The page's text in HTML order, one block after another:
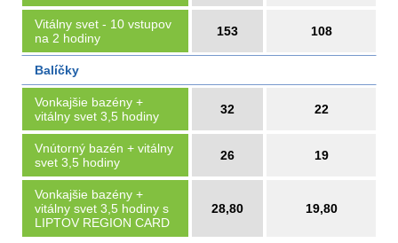
Vitálny svet - 10 vstupov
na 2 hodiny
153 108
Balíčky
Vonkajšie bazény +
vitálny svet 3,5 hodiny
32 22
Vnútorný bazén + vitálny
svet 3,5 hodiny
26 19
Vonkajšie bazény +
vitálny svet 3,5 hodiny s
LIPTOV REGION CARD
28,80 19,80